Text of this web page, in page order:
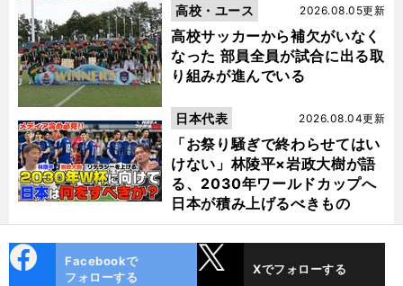
高校サッカーから補欠がいなく
なった 部員全員が試合に出る取
り組みが進んでいる
2026.08.05更新
高校・ユース
「お祭り騒ぎで終わらせてはい
けない」林陵平×岩政大樹が語
る、2030年ワールドカップへ
日本が積み上げるべきもの
2026.08.04更新
日本代表
ok
Facebookで
フォローする
Xでフォローする